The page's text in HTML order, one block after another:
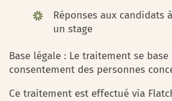
Réponses aux candidats
un stage
Base légale : Le traitement se
consentement des personnes
Ce traitement est effectué via